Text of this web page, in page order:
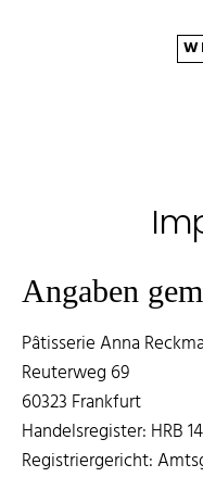
Angaben
Pâtisserie Anna
Reuterweg 69
60323 Frankfurt
Handelsregister: HRB
Registriergericht: